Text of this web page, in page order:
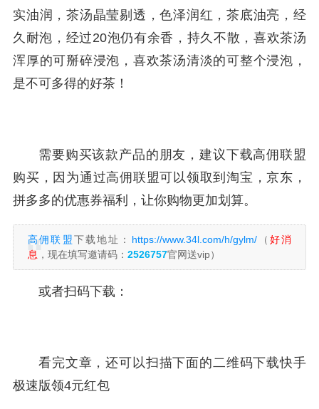
实油润，茶汤晶莹剔透，色泽润红，茶底油亮，经
久耐泡，经过20泡仍有余香，持久不散，喜欢茶汤
浑厚的可掰碎浸泡，喜欢茶汤清淡的可整个浸泡，
是不可多得的好茶！
需要购买该款产品的朋友，建议下载高佣联盟
购买，因为通过高佣联盟可以领取到淘宝，京东，
拼多多的优惠券福利，让你购物更加划算。
高佣联盟下载地址： https://www.34l.com/h/gylm/（ 好消
息 ，现在填写邀请码： 2526757官网送vip）
或者扫码下载：
看完文章，还可以扫描下面的二维码下载快手
极速版领4元红包